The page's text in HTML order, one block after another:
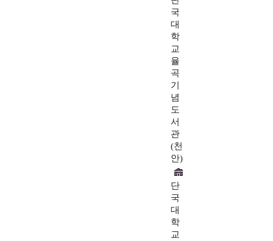
국
대
학
교
율
곡
기
념
도
서
관
(천
안)
단
국
대
학
교